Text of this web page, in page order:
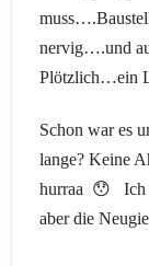
nervig….und
Plötzlich…ein
Schon war es
lange? Keine
hurraa 😯 Ich
aber die